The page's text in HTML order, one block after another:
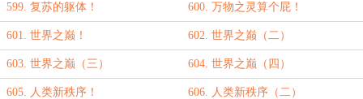
599. 复苏的躯体！ 600. 万物之灵算个屁！
601. 世界之巅！ 602. 世界之巅（二）
603. 世界之巅（三） 604. 世界之巅（四）
605. 人类新秩序！ 606. 人类新秩序（二）